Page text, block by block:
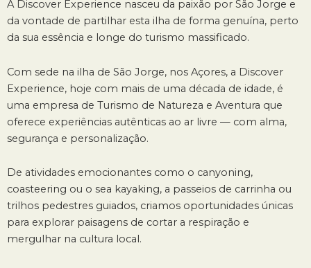
A Discover Experience nasceu da paixão por São Jorge e
da vontade de partilhar esta ilha de forma genuína, perto
da sua essência e longe do turismo massificado.
Com sede na ilha de São Jorge, nos Açores, a Discover
Experience, hoje com mais de uma década de idade, é
uma empresa de Turismo de Natureza e Aventura que
oferece experiências autênticas ao ar livre — com alma,
segurança e personalização.
De atividades emocionantes como o canyoning,
coasteering ou o sea kayaking, a passeios de carrinha ou
trilhos pedestres guiados, criamos oportunidades únicas
para explorar paisagens de cortar a respiração e
mergulhar na cultura local.